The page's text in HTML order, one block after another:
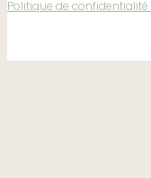
Politique de confidentialité